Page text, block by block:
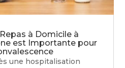
à Domicile à
est Importante pour
une hospitalisation